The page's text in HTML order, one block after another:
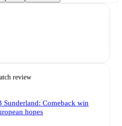
review
Sunderland: Comeback win
hopes